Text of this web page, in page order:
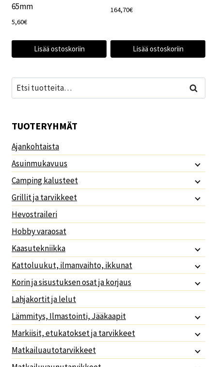
65mm
5,60€
Lisää ostoskoriin
164,70€
Lisää ostoskoriin
Etsi: Haku
TUOTERYHMÄT
Ajankohtaista
Asuinmukavuus
Camping kalusteet
Grillit ja tarvikkeet
Hevostraileri
Hobby varaosat
Kaasutekniikka
Kattoluukut, ilmanvaihto, ikkunat
Korin ja sisustuksen osat ja korjaus
Lahjakortit ja lelut
Lämmitys, Ilmastointi, Jääkaapit
Markiisit, etukatokset ja tarvikkeet
Matkailuautotarvikkeet